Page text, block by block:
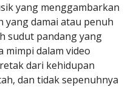
yang menggambarkan
yang damai atau penuh
sudut pandang yang
mimpi dalam video
dari kehidupan
dan tidak sepenuhnya